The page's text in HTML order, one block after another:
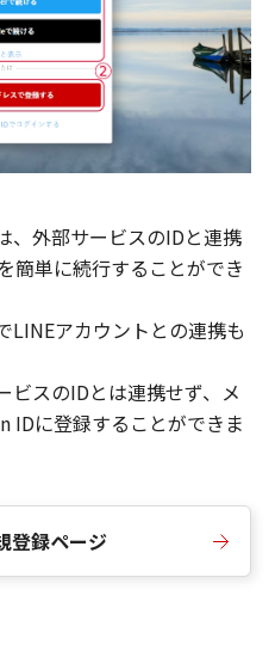
外部サービスのIDと連携
簡単に続行することができ
LINEアカウントとの連携も
スのIDとは連携せず、メ
IDに登録することができま
登録ページ